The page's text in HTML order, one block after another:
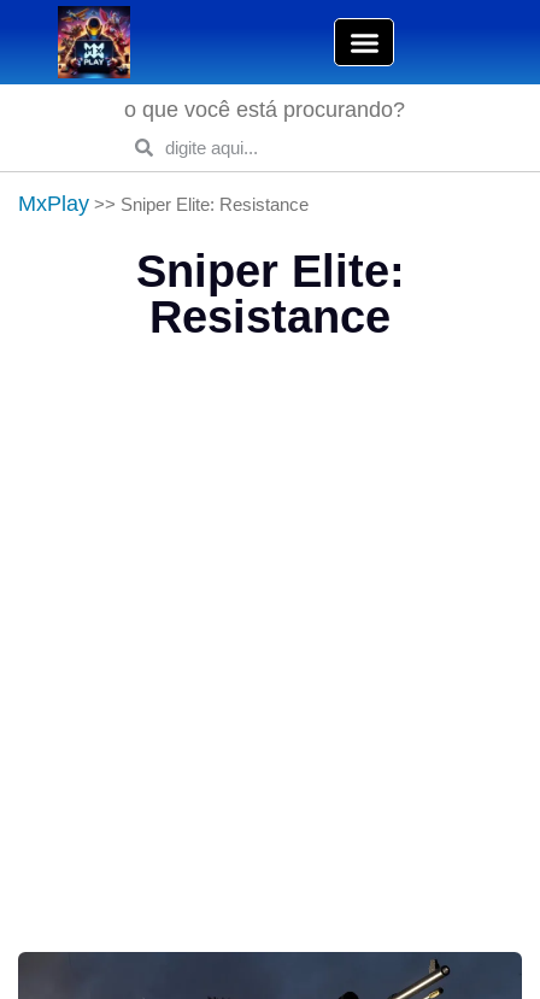
o que você está procurando?
MxPlay >> Sniper Elite: Resistance
Sniper Elite:
Resistance